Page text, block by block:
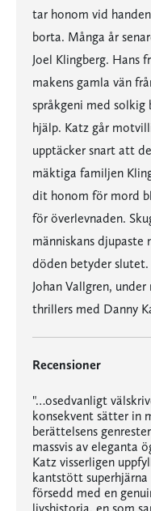
tar honom vid
borta. Många år
Joel Klingberg. Hans
makens gamla vän
språkgeni med solkig
hjälp. Katz går
upptäcker snart att
mäktiga familjen
dit honom för mord
för överlevnaden.
människans djupaste
döden betyder
Johan Vallgren,
thrillers med Danny
Recensioner
"…osedvanligt
konsekvent sätter in
berättelsens
massvis av eleganta
Katz visserligen
kantstött superhjärna
försedd med en